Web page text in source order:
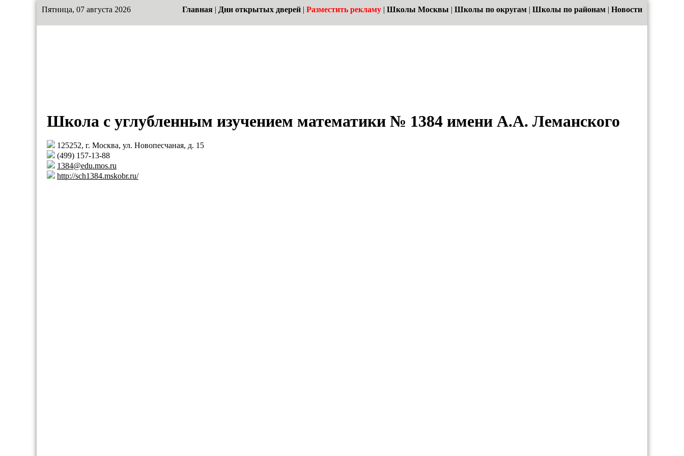
Пятница, 07 августа 2026 Главная | Дни открытых дверей | Разместить рекламу | Школы Москвы | Школы по округам | Школы по районам | Новости
Школа с углубленным изучением математики № 1384 имени А.А. Леманского
125252, г. Москва, ул. Новопесчаная, д. 15
(499) 157-13-88
1384@edu.mos.ru
http://sch1384.mskobr.ru/